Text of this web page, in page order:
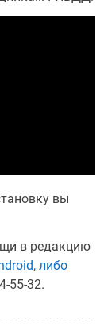
вы
в редакцию
либо
55-32.